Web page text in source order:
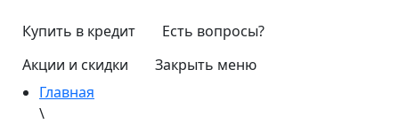
Купить в кредит
Есть вопросы?
Акции и скидки
Закрыть меню
Главная
\